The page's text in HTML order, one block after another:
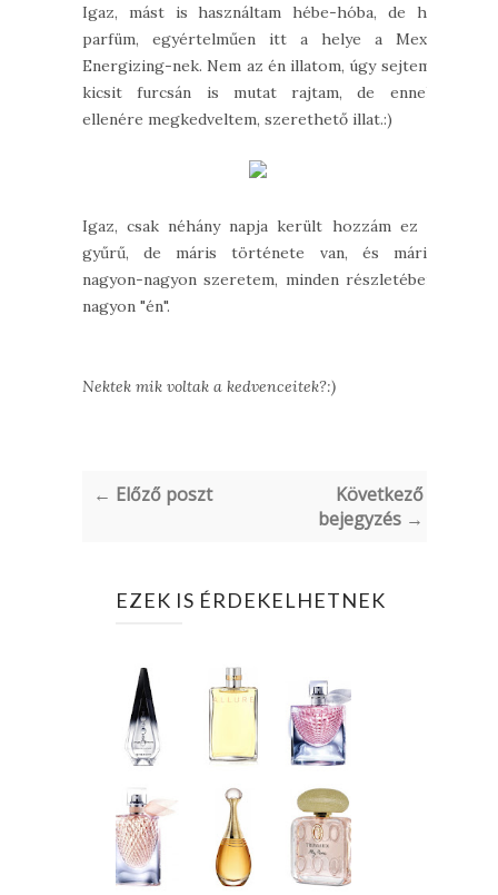
Igaz, mást is használtam hébe-hóba, de ha
parfüm, egyértelműen itt a helye a Mexx
Energizing-nek. Nem az én illatom, úgy sejtem,
kicsit furcsán is mutat rajtam, de ennek
ellenére megkedveltem, szerethető illat.:)
Igaz, csak néhány napja került hozzám ez a
gyűrű, de máris története van, és máris
nagyon-nagyon szeretem, minden részletében
nagyon "én".
Nektek mik voltak a kedvenceitek?:)
← Előző poszt
Következő
bejegyzés →
EZEK IS ÉRDEKELHETNEK